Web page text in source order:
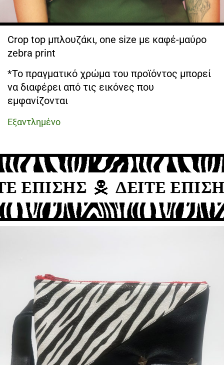
Crop top μπλουζάκι, one size με καφέ-μαύρο
zebra print
*Το πραγματικό χρώμα του προϊόντος μπορεί
να διαφέρει από τις εικόνες που
εμφανίζονται
Εξαντλημένο
ΕΠΙΣΗΣ ΔΕΙΤΕ